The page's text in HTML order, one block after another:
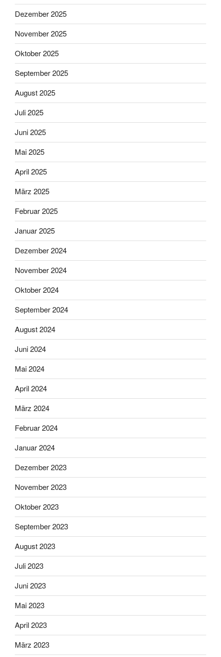
Dezember 2025
November 2025
Oktober 2025
September 2025
August 2025
Juli 2025
Juni 2025
Mai 2025
April 2025
März 2025
Februar 2025
Januar 2025
Dezember 2024
November 2024
Oktober 2024
September 2024
August 2024
Juni 2024
Mai 2024
April 2024
März 2024
Februar 2024
Januar 2024
Dezember 2023
November 2023
Oktober 2023
September 2023
August 2023
Juli 2023
Juni 2023
Mai 2023
April 2023
März 2023